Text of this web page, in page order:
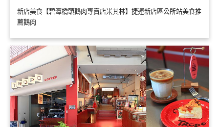
新店美食【碧潭橋頭鵝肉專賣店米其林】捷運新店區公所站美食推
薦鵝肉